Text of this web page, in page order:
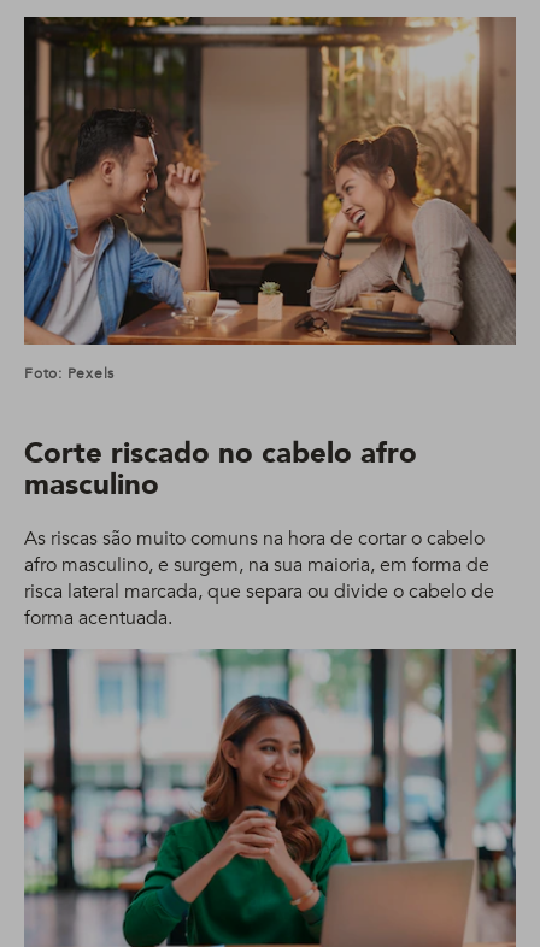
Foto: Pexels
Corte riscado no cabelo afro
masculino
As riscas são muito comuns na hora de cortar o cabelo
afro masculino, e surgem, na sua maioria, em forma de
risca lateral marcada, que separa ou divide o cabelo de
forma acentuada.